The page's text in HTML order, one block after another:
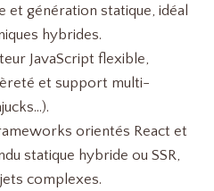
génération statique, idéal
hybrides.
JavaScript flexible,
et support multi-
orientés React et
statique hybride ou SSR,
complexes.